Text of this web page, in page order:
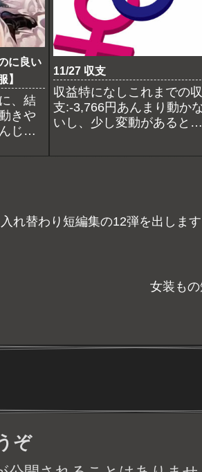
に良い
】
、結
きや
じゃ
ない
にな
ま
11/27 収支
収益特になしこれまでの収
支:-3,766円あんまり動か
いし、少し変動があるとき
入れ替わり短編集の12弾を出します
女装も
ぞ